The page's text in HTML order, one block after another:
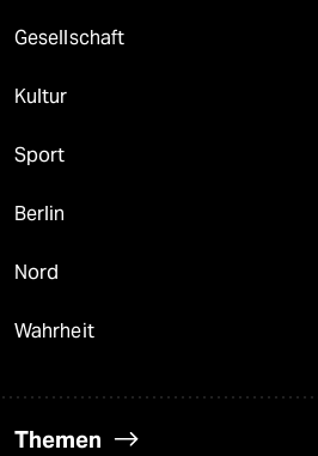
Gesellschaft
Kultur
Sport
Berlin
Nord
Wahrheit
Themen